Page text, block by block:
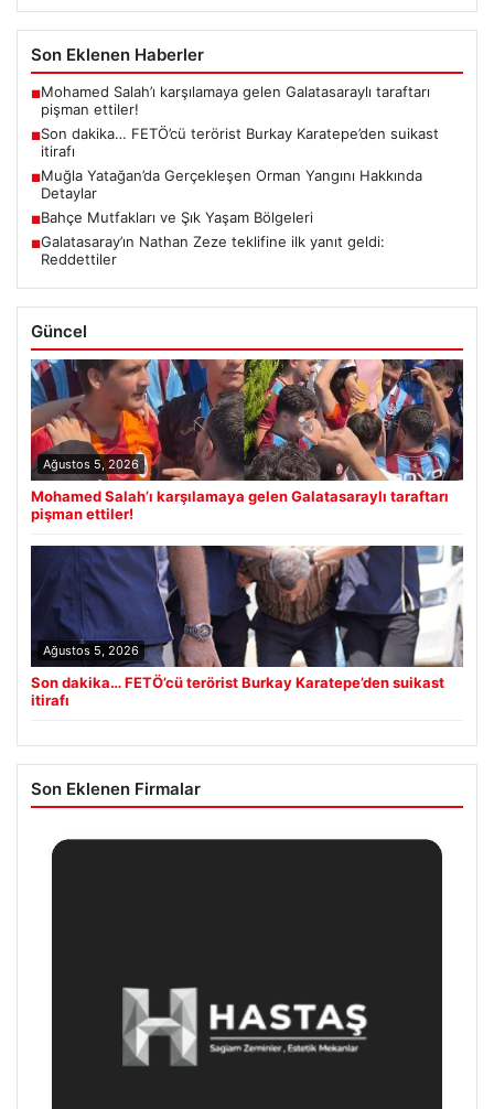
Son Eklenen Haberler
■Mohamed Salah’ı karşılamaya gelen Galatasaraylı taraftarı
pişman ettiler!
■Son dakika… FETÖ’cü terörist Burkay Karatepe’den suikast
itirafı
■Muğla Yatağan’da Gerçekleşen Orman Yangını Hakkında
Detaylar
■Bahçe Mutfakları ve Şık Yaşam Bölgeleri
■Galatasaray’ın Nathan Zeze teklifine ilk yanıt geldi:
Reddettiler
Güncel
Ağustos 5, 2026
Mohamed Salah’ı karşılamaya gelen Galatasaraylı taraftarı
pişman ettiler!
Ağustos 5, 2026
Son dakika… FETÖ’cü terörist Burkay Karatepe’den suikast
itirafı
Son Eklenen Firmalar